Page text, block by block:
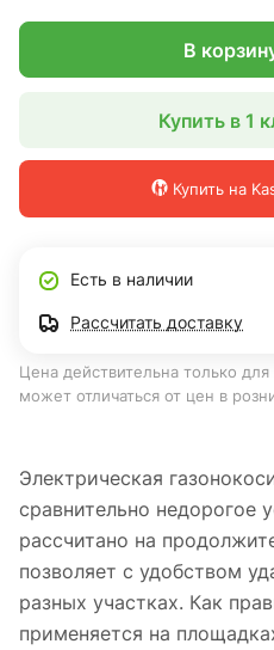
В
Купить в 1
Купить на
Есть в наличии
Рассчитать доставку
Цена действительна только
может отличаться от цен в
Электрическая
сравнительно недорогое
рассчитано на
позволяет с удобством
разных участках. Как
применяется на